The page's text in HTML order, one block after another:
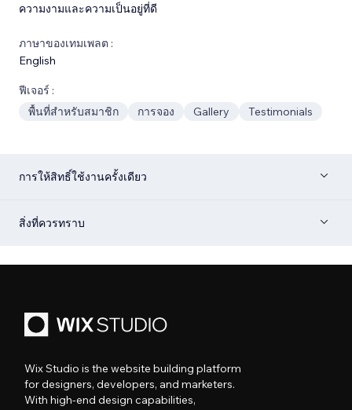
ความงามและความเป็นอยู่ที่ดี
ภาษาของเทมเพลต :
English
ฟีเจอร์ :
พื้นที่สำหรับสมาชิก
การจอง Gallery Testimonials
การให้สิทธิ์ใช้งานครั้งเดียว
สิ่งที่ควรทราบ
Wix Studio is the website building platform
for designers, developers, and marketers.
With high-end design capabilities,